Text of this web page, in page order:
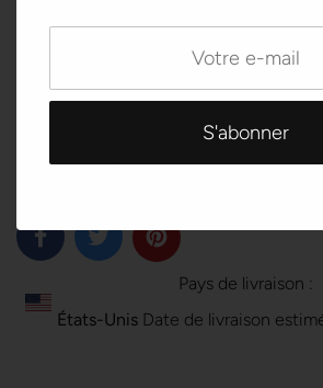
108
Pays de livraison :
États-UnisDate de livraison